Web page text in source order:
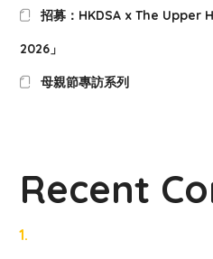
招募：HKDSA x The Upper
2026」
母親節專訪系列
Recent